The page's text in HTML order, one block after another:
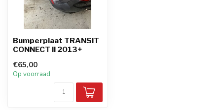
Bumperplaat TRANSIT
CONNECT II 2013+
€65,00
Op voorraad